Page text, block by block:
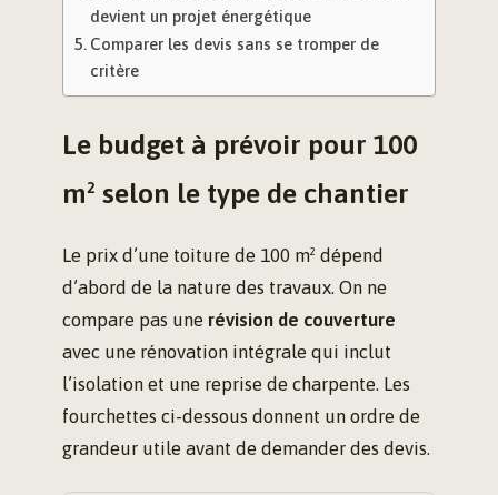
devient un projet énergétique
Comparer les devis sans se tromper de
critère
Le budget à prévoir pour 100
m² selon le type de chantier
Le prix d’une toiture de 100 m² dépend
d’abord de la nature des travaux. On ne
compare pas une révision de couverture
avec une rénovation intégrale qui inclut
l’isolation et une reprise de charpente. Les
fourchettes ci-dessous donnent un ordre de
grandeur utile avant de demander des devis.